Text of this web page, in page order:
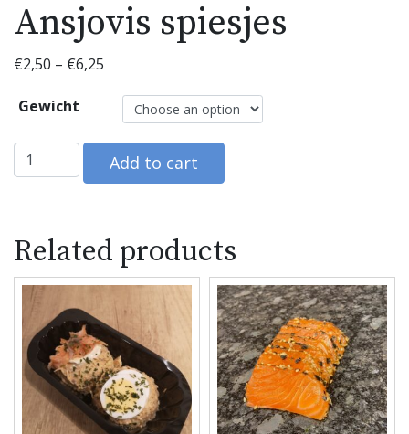
Ansjovis spiesjes
€2,50 – €6,25
Gewicht
Ansjovis spiesjes quantity
Add to cart
Related products